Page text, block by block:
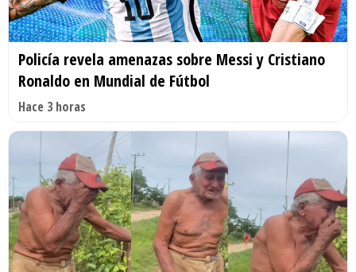
Policía revela amenazas sobre Messi y Cristiano
Ronaldo en Mundial de Fútbol
Hace 3 horas